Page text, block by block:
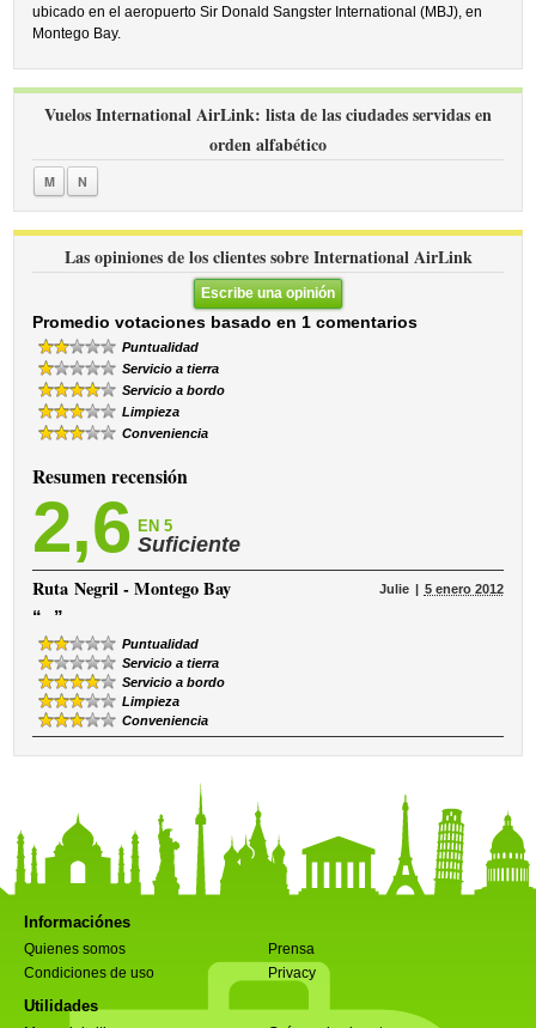
ubicado en el aeropuerto Sir Donald Sangster International (MBJ), en
Montego Bay.
Vuelos International AirLink: lista de las ciudades servidas en
orden alfabético
M N
Las opiniones de los clientes sobre International AirLink
Escribe una opinión
Promedio votaciones basado en 1 comentarios
Puntualidad
Servicio a tierra
Servicio a bordo
Limpieza
Conveniencia
Resumen recensión
2,6 EN 5
Suficiente
RutaNegril - Montego Bay Julie 5 enero 2012
“ ”
Puntualidad
Servicio a tierra
Servicio a bordo
Limpieza
Conveniencia
Informaciónes
Quienes somos
Prensa
Condiciones de uso
Privacy
Utilidades